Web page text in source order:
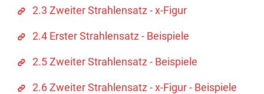
2.3 Zweiter Strahlensatz - x-Figur
2.4 Erster Strahlensatz - Beispiele
2.5 Zweiter Strahlensatz - Beispiele
2.6 Zweiter Strahlensatz - x-Figur - Beispiele